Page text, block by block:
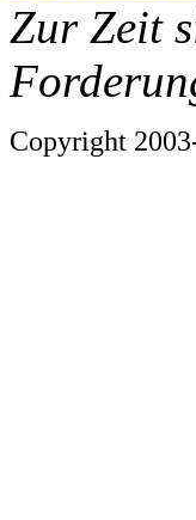
Zur Zeit
Copyright